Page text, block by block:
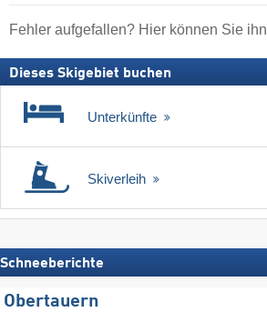
Fehler aufgefallen? Hier können Sie ihn
Dieses Skigebiet buchen
Unterkünfte
Skiverleih
Schneeberichte
Obertauern